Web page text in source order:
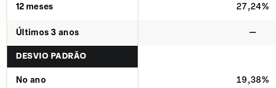
12 meses 27,24%
Últimos 3 anos —
DESVIO PADRÃO
No ano 19,38%